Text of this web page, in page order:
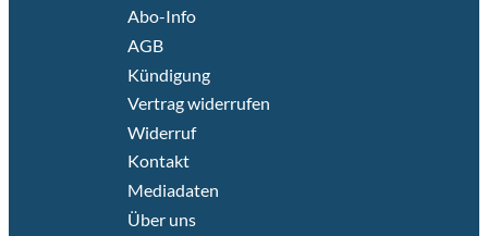
Abo-Info
AGB
Kündigung
Vertrag widerrufen
Widerruf
Kontakt
Mediadaten
Über uns